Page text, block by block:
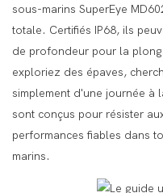
sous-marins SuperEye
totale. Certifiés IP68, ils
de profondeur pour la
exploriez des épaves,
simplement d'une journée à
sont conçus pour résister
performances fiables dans
marins.